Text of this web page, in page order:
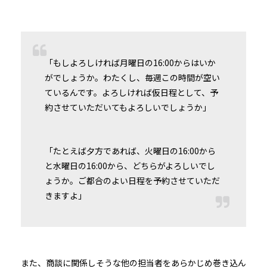
「もしよろしければ月曜日の16:00からはいか
がでしょうか。わたくし、毎週この時間が空い
ているんです。よろしければ仮日程として、予
約させていただいてもよろしいでしょうか」
「たとえば夕方であれば、火曜日の16:00から
と水曜日の16:00から、どちらがよろしいでし
ょうか。ご都合のよい日程を予約させていただ
きますよ」
また、商談に関係しそうな他の担当者をあらかじめ巻き込ん